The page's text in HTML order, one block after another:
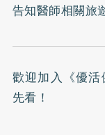
告知醫師相關旅
歡迎加入 《優
先看！